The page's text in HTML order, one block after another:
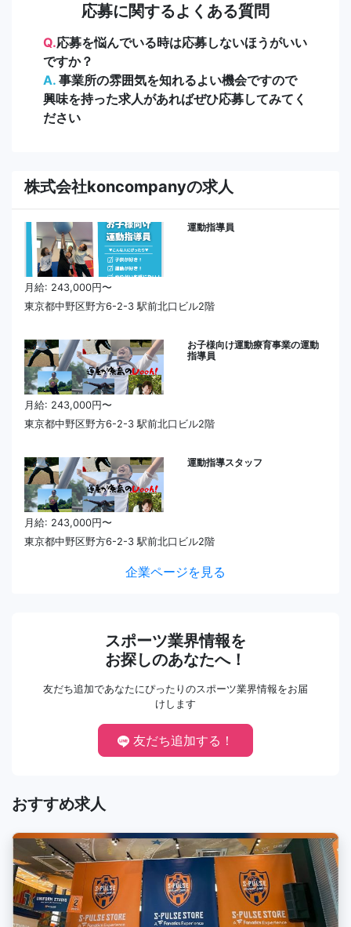
応募に関するよくある質問
Q.応募を悩んでいる時は応募しないほうがいい
ですか？
A. 事業所の雰囲気を知れるよい機会ですので
興味を持った求人があればぜひ応募してみてく
ださい
株式会社koncompanyの求人
運動指導員
月給: 243,000円〜
東京都中野区野方6-2-3 駅前北口ビル2階
お子様向け運動療育事業の運動
指導員
月給: 243,000円〜
東京都中野区野方6-2-3 駅前北口ビル2階
運動指導スタッフ
月給: 243,000円〜
東京都中野区野方6-2-3 駅前北口ビル2階
企業ページを見る
スポーツ業界情報を
お探しのあなたへ！
友だち追加であなたにぴったりのスポーツ業界情報をお届
けします
友だち追加する！
おすすめ求人